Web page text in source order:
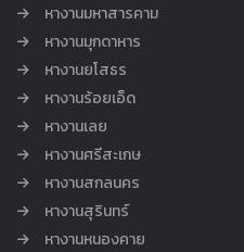
หางานมหาสารคาม
หางานมุกดาหาร
หางานยโสธร
หางานร้อยเอ็ด
หางานเลย
หางานศรีสะเกษ
หางานสกลนคร
หางานสุรินทร์
หางานหนองคาย